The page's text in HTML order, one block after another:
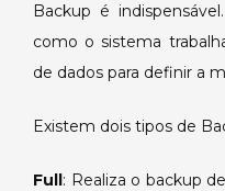
Backup é
como o sistema
de dados para definir a
Existem dois tipos de
Full: Realiza o backup